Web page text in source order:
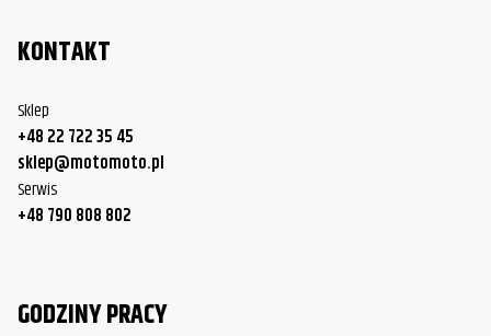
KONTAKT
Sklep
+48 22 722 35 45
sklep@motomoto.pl
Serwis
+48 790 808 802
GODZINY PRACY